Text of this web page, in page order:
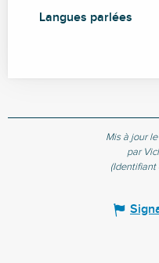
Langues parlées
Langues parlées
Mis à jour
par
(Identifiant